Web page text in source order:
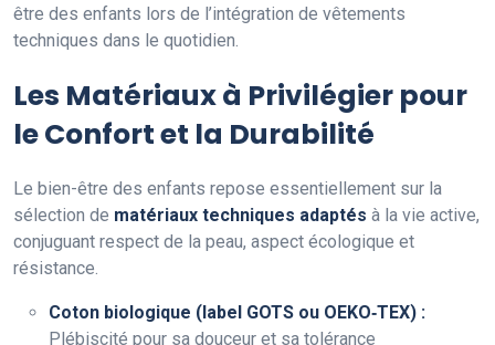
être des enfants lors de l’intégration de vêtements
techniques dans le quotidien.
Les Matériaux à Privilégier pour
le Confort et la Durabilité
Le bien-être des enfants repose essentiellement sur la
sélection de matériaux techniques adaptés à la vie active,
conjuguant respect de la peau, aspect écologique et
résistance.
Coton biologique (label GOTS ou OEKO‑TEX) :
Plébiscité pour sa douceur et sa tolérance